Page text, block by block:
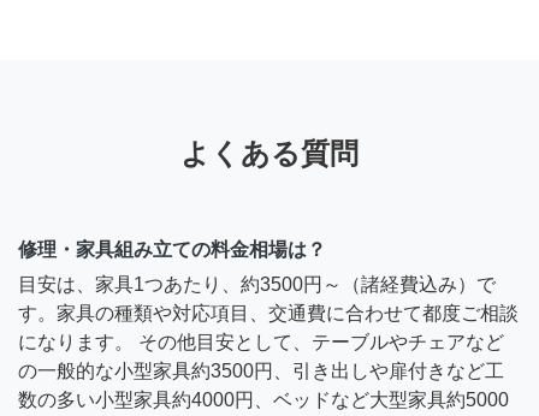
よくある質問
修理・家具組み立ての料金相場は？
目安は、家具1つあたり、約3500円～（諸経費込み）で
す。家具の種類や対応項目、交通費に合わせて都度ご相談
になります。 その他目安として、テーブルやチェアなど
の一般的な小型家具約3500円、引き出しや扉付きなど工
数の多い小型家具約4000円、ベッドなど大型家具約5000